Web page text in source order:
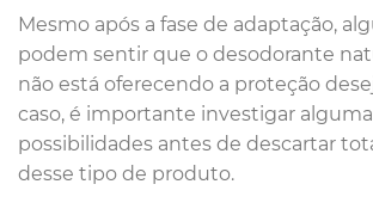
Mesmo após a fase de adaptação,
podem sentir que o desodorante
não está oferecendo a proteção
caso, é importante investigar
possibilidades antes de descartar
desse tipo de produto.